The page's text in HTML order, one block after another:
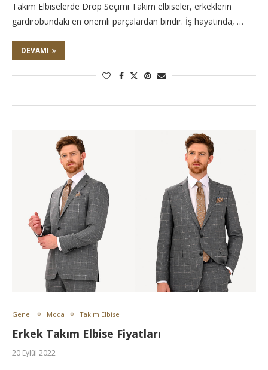
Takım Elbiselerde Drop Seçimi Takım elbiseler, erkeklerin
gardırobundaki en önemli parçalardan biridir. İş hayatında, …
DEVAMI
Genel Moda Takım Elbise
Erkek Takım Elbise Fiyatları
20 Eylül 2022